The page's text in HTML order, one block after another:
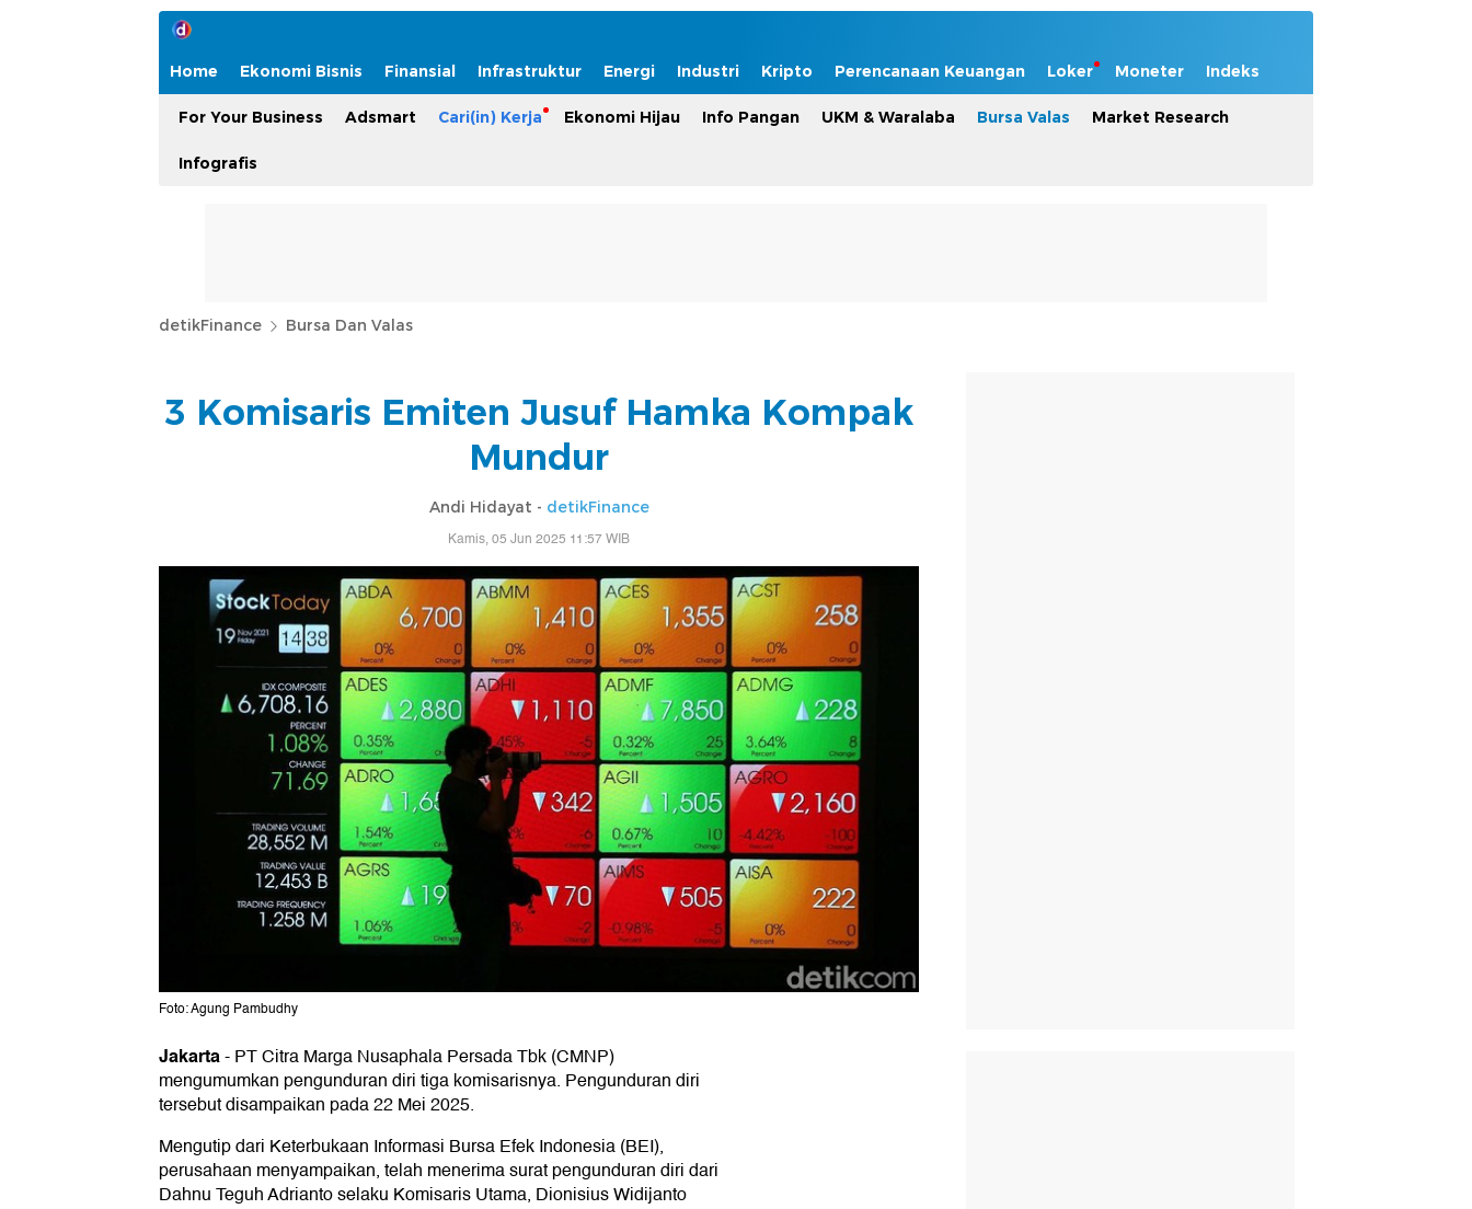
Home Ekonomi Bisnis Finansial Infrastruktur Energi Industri Kripto Perencanaan Keuangan Loker Moneter Indeks
For Your Business Adsmart Cari(in) Kerja Ekonomi Hijau Info Pangan UKM & Waralaba Bursa Valas Market Research
Infografis
detikFinance Bursa Dan Valas
3 Komisaris Emiten Jusuf Hamka Kompak
Mundur
Andi Hidayat - detikFinance
Kamis, 05 Jun 2025 11:57 WIB
Foto: Agung Pambudhy
Jakarta-PT Citra Marga Nusaphala Persada Tbk (CMNP)
mengumumkan pengunduran diri tiga komisarisnya. Pengunduran diri
tersebut disampaikan pada 22 Mei 2025.
Mengutip dari Keterbukaan Informasi Bursa Efek Indonesia (BEI),
perusahaan menyampaikan, telah menerima surat pengunduran diri dari
Dahnu Teguh Adrianto selaku Komisaris Utama, Dionisius Widijanto